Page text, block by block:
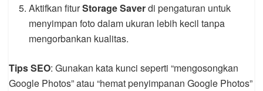
Aktifkan fiturStorage Saverdi pengaturan untuk
menyimpan foto dalam ukuran lebih kecil tanpa
mengorbankan kualitas.
Tips SEO: Gunakan kata kunci seperti “mengosongkan
Google Photos” atau “hemat penyimpanan Google Photos”